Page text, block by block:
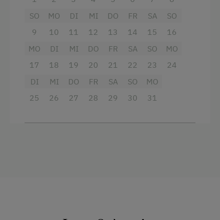
E-Bike-Verleih
Badeurlaub
Angeln
Aktivurlaub Winter
Skifahren
Gitterbett
Haarföhn
Handtücher
Kühlschrank
SO
9
MO
10
DI
11
MI
12
DO
13
FR
14
SA
15
SO
16
MO
17
DI
18
MI
19
DO
20
FR
21
SA
22
SO
23
MO
24
DI
25
MI
26
DO
27
FR
28
SA
29
SO
30
MO
31